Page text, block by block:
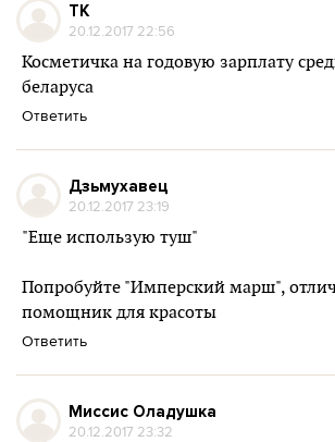
ТK
20.12.2017 22:56
Косметичка на годовую зарплату
беларуса
Ответить
Дзьмухавец
20.12.2017 23:19
"Еще использую туш"
Попробуйте "Имперский марш",
помощник для красоты
Ответить
Миссис Оладушка
20.12.2017 23:32